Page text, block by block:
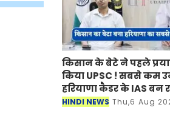
किसान के बेटे ने पहले
किया UPSC ! सबसे कम
हरियाणा कैडर के IAS बन
HINDI NEWS Thu,6 Aug